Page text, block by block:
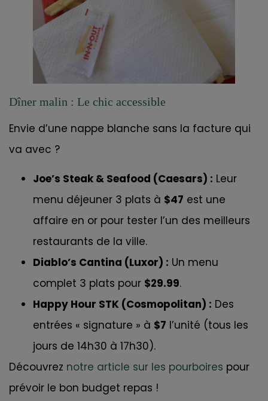
Dîner malin : Le chic accessible
Envie d’une nappe blanche sans la facture qui
va avec ?
Joe’s Steak & Seafood (Caesars) : Leur
menu déjeuner 3 plats à $47 est une
affaire en or pour tester l’un des meilleurs
restaurants de la ville.
Diablo’s Cantina (Luxor) : Un menu
complet 3 plats pour $29.99.
Happy Hour STK (Cosmopolitan) : Des
entrées « signature » à $7 l’unité (tous les
jours de 14h30 à 17h30).
Découvrez notre article sur les pourboires pour
prévoir le bon budget repas !